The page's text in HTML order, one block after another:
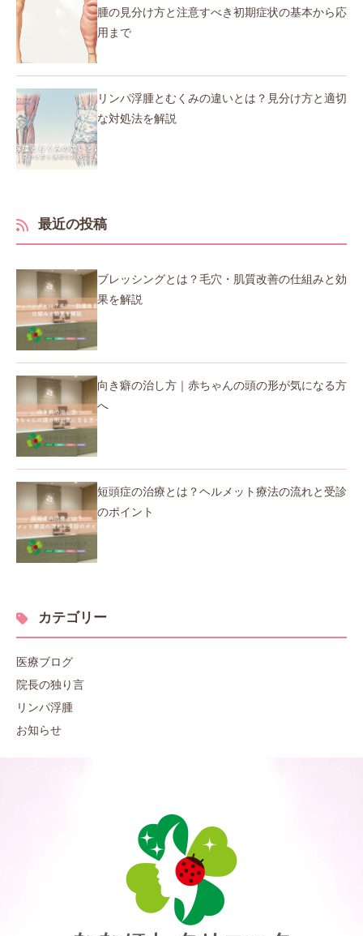
腫の見分け方と注意すべき初期症状の基本から応
用まで
リンパ浮腫とむくみの違いとは？見分け方と適切
な対処法を解説
最近の投稿
ブレッシングとは？毛穴・肌質改善の仕組みと効
果を解説
向き癖の治し方｜赤ちゃんの頭の形が気になる方
へ
短頭症の治療とは？ヘルメット療法の流れと受診
のポイント
カテゴリー
医療ブログ
院長の独り言
リンパ浮腫
お知らせ